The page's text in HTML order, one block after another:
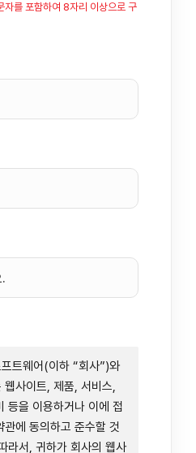
자를 포함하여 8자리 이상으로 구
트웨어(이하 “회사”)와
웹사이트, 제품, 서비스,
등을 이용하거나 이에 접
에 동의하고 준수할 것
라서, 귀하가 회사의 웹사